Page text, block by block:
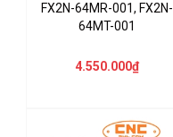
FX2N-64MR-001, FX2N-
64MT-001
4.550.000₫